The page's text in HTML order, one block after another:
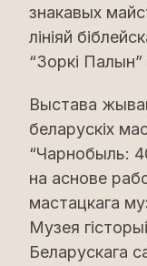
знакавых
лініяй
“Зоркі
Выстава
беларускіх
“Чарнобыль:
на аснове
мастацкага
Музея
Беларускага